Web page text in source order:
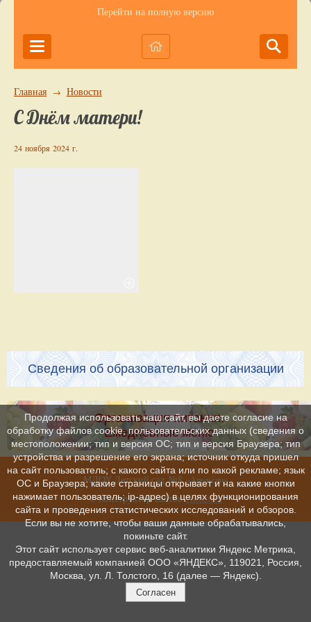
Перейти на полную версию
Главная → Новости
С Днём матери!
24 ноября 2024 г.
Сведения об образовательной организации
Организация питания.
Ежедневные меню
МДОУ Детский сад №8«Апельсин»
© Конструктор сайтовNubex.ru
Продолжая использовать наш сайт, вы даете согласие на
обработку файлов cookie, пользовательских данных (сведения о
местоположении; тип и версия ОС; тип и версия Браузера; тип
устройства и разрешение его экрана; источник откуда пришел
на сайт пользователь; с какого сайта или по какой рекламе; язык
ОС и Браузера; какие страницы открывает и на какие кнопки
нажимает пользователь; ip-адрес) в целях функционирования
сайта и проведения статистических исследований и обзоров.
Если вы не хотите, чтобы ваши данные обрабатывались,
покиньте сайт.
Этот сайт использует сервис веб-аналитики Яндекс Метрика,
предоставляемый компанией ООО «ЯНДЕКС», 119021, Россия,
Москва, ул. Л. Толстого, 16 (далее — Яндекс).
Согласен